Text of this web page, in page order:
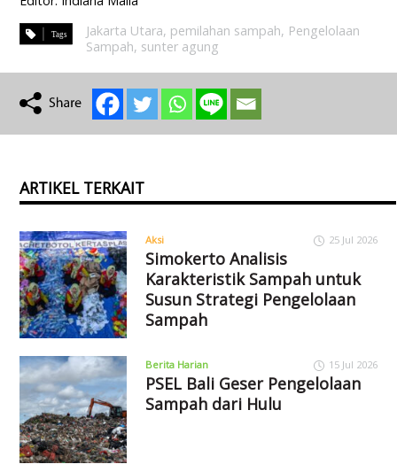
Jakarta Utara, pemilahan sampah, Pengelolaan
Sampah, sunter agung
ARTIKEL TERKAIT
Aksi 25 Jul 2026
Simokerto Analisis
Karakteristik Sampah untuk
Susun Strategi Pengelolaan
Sampah
Berita Harian 15 Jul 2026
PSEL Bali Geser Pengelolaan
Sampah dari Hulu